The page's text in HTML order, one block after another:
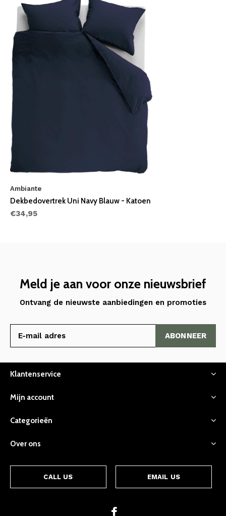
Ambiante
Dekbedovertrek Uni Navy Blauw - Katoen
€34,95
Meld je aan voor onze nieuwsbrief
Ontvang de nieuwste aanbiedingen en promoties
ABONNEER
Klantenservice
Mijn account
Categorieën
Over ons
CALL US EMAIL US